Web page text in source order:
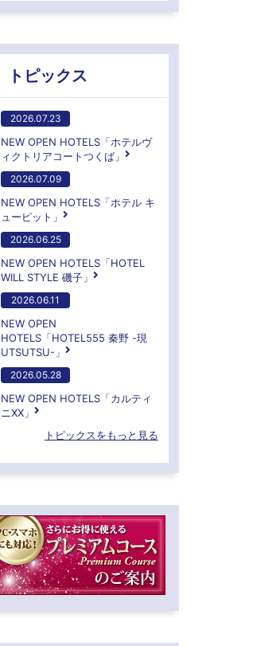
トピックス
2026.07.23
NEW OPEN HOTELS「ホテルヴ
ィクトリアコートつくば」
2026.07.09
NEW OPEN HOTELS「ホテル キ
ューピット」
2026.06.25
NEW OPEN HOTELS「HOTEL
WILL STYLE 磯子」
2026.06.11
NEW OPEN
HOTELS「HOTEL555 秦野 -現
UTSUTSU-」
2026.05.28
NEW OPEN HOTELS「カルティ
ニXX」
トピックスをもっと見る